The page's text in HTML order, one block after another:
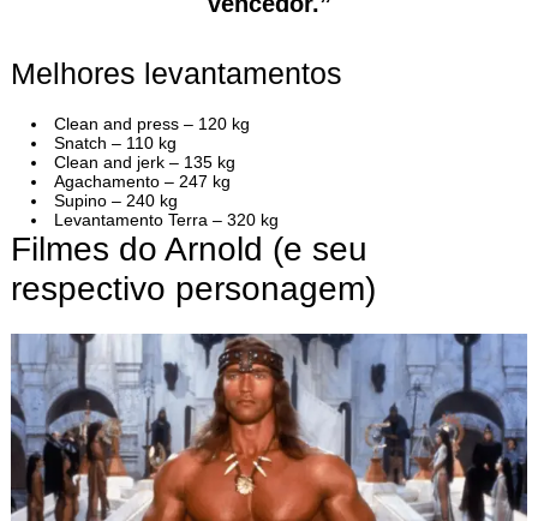
Melhores levantamentos
Clean and press – 120 kg
Snatch – 110 kg
Clean and jerk – 135 kg
Agachamento – 247 kg
Supino – 240 kg
Levantamento Terra – 320 kg
Filmes do Arnold (e seu
respectivo personagem)